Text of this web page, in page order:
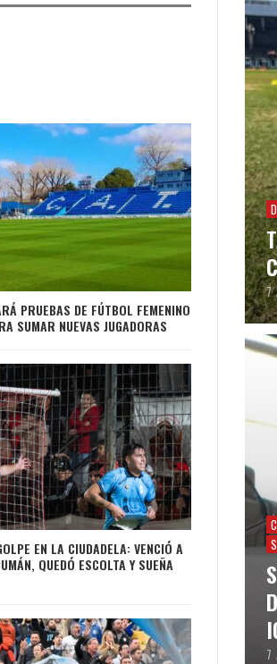
PRUEBAS DE FÚTBOL FEMENINO
SUMAR NUEVAS JUGADORAS
EN LA CIUDADELA: VENCIÓ A
QUEDÓ ESCOLTA Y SUEÑA
7
7